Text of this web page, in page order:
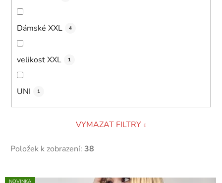
Dámské XXL 4
velikost XXL 1
UNI 1
VYMAZAT FILTRY
Položek k zobrazení: 38
VNOVINKA